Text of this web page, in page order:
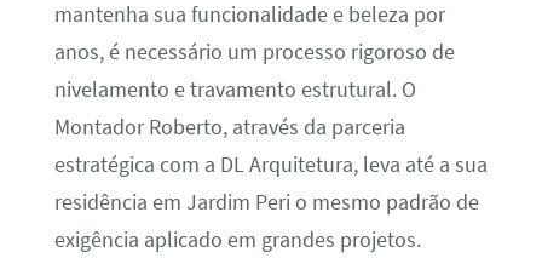
mantenha sua funcionalidade e beleza por
anos, é necessário um processo rigoroso de
nivelamento e travamento estrutural. O
Montador Roberto, através da parceria
estratégica com a DL Arquitetura, leva até a sua
residência em Jardim Peri o mesmo padrão de
exigência aplicado em grandes projetos.